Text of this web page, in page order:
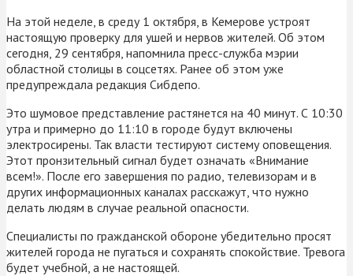
На этой неделе, в среду 1 октября, в Кемерове устроят
настоящую проверку для ушей и нервов жителей. Об этом
сегодня, 29 сентября, напомнила пресс-служба мэрии
областной столицы в соцсетях. Ранее об этом уже
предупреждала редакция Сибдепо.
Это шумовое представление растянется на 40 минут. С 10:30
утра и примерно до 11:10 в городе будут включены
электросирены. Так власти тестируют систему оповещения.
Этот пронзительный сигнал будет означать «Внимание
всем!». После его завершения по радио, телевизорам и в
других информационных каналах расскажут, что нужно
делать людям в случае реальной опасности.
Специалисты по гражданской обороне убедительно просят
жителей города не пугаться и сохранять спокойствие. Тревога
будет учебной, а не настоящей.